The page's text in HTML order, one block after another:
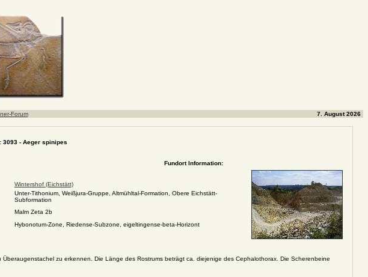
Forum 7. August 2026
3093 - Aeger spinipes
Fundort Information:
Wintershof (Eichstätt)
Unter-Tithonium, Weißjura-Gruppe, Altmühltal-Formation, Obere Eichstätt-
Subformation
Malm Zeta 2b
Hybonotum-Zone, Riedense-Subzone, eigeltingense-beta-Horizont
zu erkennen. Die Länge des Rostrums beträgt ca. diejenige des Cephalothorax. Die Scherenbeine